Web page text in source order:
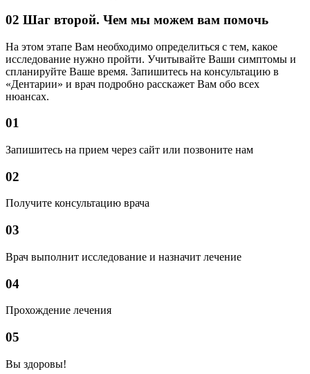
02 Шаг второй. Чем мы можем вам помочь
На этом этапе Вам необходимо определиться с тем, какое
исследование нужно пройти. Учитывайте Ваши симптомы и
спланируйте Ваше время. Запишитесь на консультацию в
«Дентарии» и врач подробно расскажет Вам обо всех
нюансах.
01
Запишитесь на прием через сайт или позвоните нам
02
Получите консультацию врача
03
Врач выполнит исследование и назначит лечение
04
Прохождение лечения
05
Вы здоровы!